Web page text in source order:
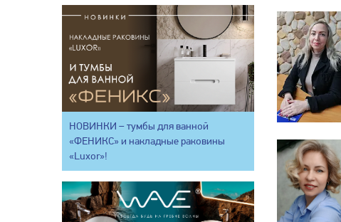
НОВИНКИ – тумбы для ванной
«ФЕНИКС» и накладные раковины
«Luxor»!